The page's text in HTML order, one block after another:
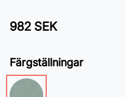
982 SEK
Färgställningar